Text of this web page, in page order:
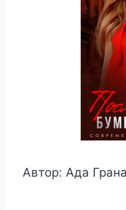
Автор: Ада